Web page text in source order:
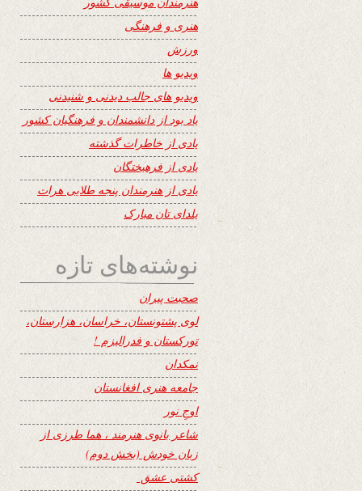
هنری و فرهنگی
ورزش
ویدیو ها
ویدیو های جالب دیدنی و شنیدنی
یاد بود از دانشمندان و فرهنگیان کشور
یادی از خاطرات گذشته
یادی از فرهیختگان
یادی از هنرمندان پنجه طلایی هرات
یلدای تان مبارک
نوشته‌های تازه
صحبت پیران
لوی پشتونستان، خراسان، هزارستان،
تورکستان و فدرالیزم !
نمکدان
جامعه هنری افغانستان
اوجِ نور
شاعر بانوی هنرمند ، هما طرزی از
زبان خودش (بخش دوم)
کشتی عشق